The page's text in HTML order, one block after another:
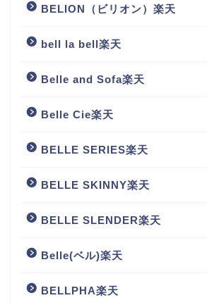
BELION（ビリオン）楽天
bell la bell楽天
Belle and Sofa楽天
Belle Cie楽天
BELLE SERIES楽天
BELLE SKINNY楽天
BELLE SLENDER楽天
Belle(ベル)楽天
BELLPHA楽天